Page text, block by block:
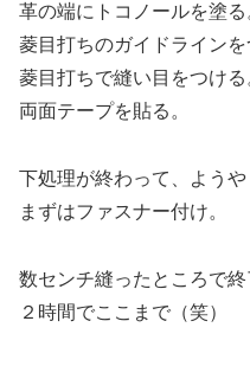
革の端にトコノールを塗る
菱目打ちのガイドラインを
菱目打ちで縫い目をつける
両面テープを貼る。
下処理が終わって、ようや
まずはファスナー付け。
数センチ縫ったところで終
２時間でここまで（笑）